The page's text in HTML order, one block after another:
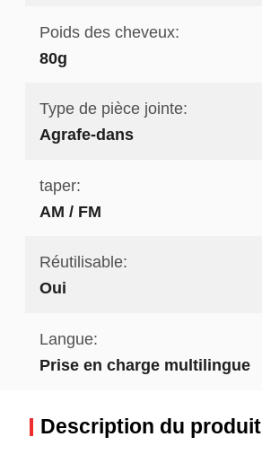
Poids des cheveux:
80g
Type de pièce jointe:
Agrafe-dans
taper:
AM / FM
Réutilisable:
Oui
Langue:
Prise en charge multilingue
Description du produit